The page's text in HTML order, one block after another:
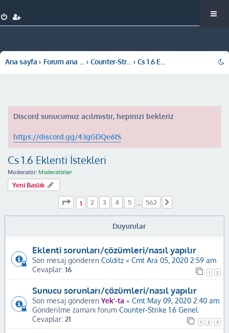
Ana sayfa Counter-Strike 1.6 Cs 1.6 Eklenti İstekleri
Discord sunucumuz açılmıştır, hepinizi bekleriz
https://discord.gg/43gGDQe6tS
Cs 1.6 Eklenti İstekleri
Moderatör: Moderatörler
Yeni Başlık
. sayfa (Toplam 562 sayfa)
1 2 3 4 5 … 562
Duyurular
Eklenti sorunları/çözümleri/nasıl yapılır
Son mesaj gönderen Colditz « Cmt Ara 05, 2020 2:59 am
Cevaplar: 16 1 2
Sunucu sorunları/çözümleri/nasıl yapılır
Son mesaj gönderen Yek'-ta « Cmt May 09, 2020 2:40 am
Gönderilme zamanı forum Counter-Strike 1.6 Genel
Cevaplar: 21 1 2 3